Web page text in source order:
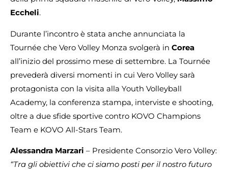
Eccheli.
Durante l’incontro è stata anche annunciata la
Tournée che Vero Volley Monza svolgerà in Corea
all’inizio del prossimo mese di settembre. La Tournée
prevederà diversi momenti in cui Vero Volley sarà
protagonista con la visita alla Youth Volleyball
Academy, la conferenza stampa, interviste e shooting,
oltre a due sfide sportive contro KOVO Champions
Team e KOVO All-Stars Team.
Alessandra Marzari – Presidente Consorzio Vero Volley:
“Tra gli obiettivi che ci siamo posti per il nostro futuro